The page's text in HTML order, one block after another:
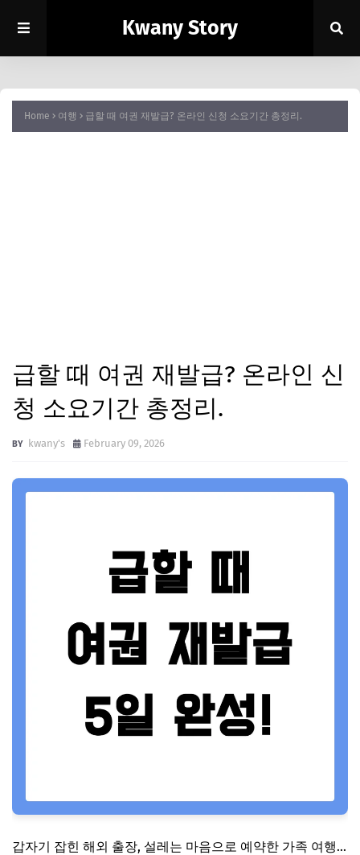
Kwany Story
Home 여행 급할 때 여권 재발급? 온라인 신청 소요기간 총정리.
급할 때 여권 재발급? 온라인 신
청 소요기간 총정리.
kwany's February 09, 2026
갑자기 잡힌 해외 출장, 설레는 마음으로 예약한 가족 여행...